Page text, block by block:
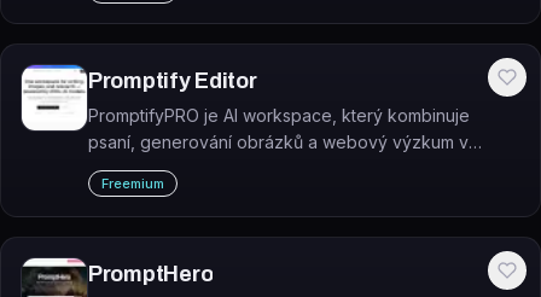
Promptify Editor
PromptifyPRO je AI workspace, který kombinuje
psaní, generování obrázků a webový výzkum v
jednom prostředí s přístupem k více než 200 AI
modelům.
Freemium
PromptHero